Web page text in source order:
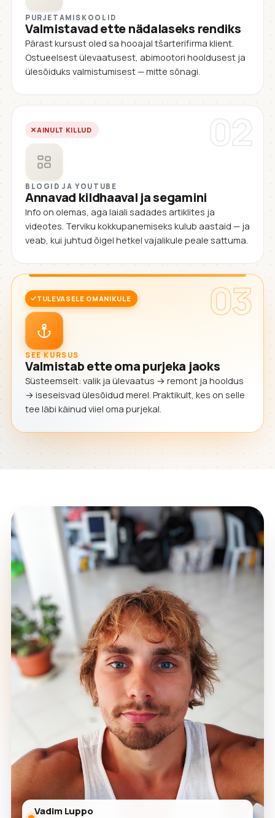
PURJETAMISKOOLID
Valmistavad ette nädalaseks rendiks
Pärast kursust oled sa hooajal tšarterifirma klient.
Ostueelsest ülevaatusest, abimootori hooldusest ja
ülesõiduks valmistumisest — mitte sõnagi.
02
AINULT KILLUD
BLOGID JA YOUTUBE
Annavad kildhaaval ja segamini
Info on olemas, aga laiali sadades artiklites ja
videotes. Terviku kokkupanemiseks kulub aastaid — ja
veab, kui juhtud õigel hetkel vajalikule peale sattuma.
03
TULEVASELE OMANIKULE
SEE KURSUS
Valmistab ette oma purjeka jaoks
Süsteemselt: valik ja ülevaatus → remont ja hooldus
→ iseseisvad ülesõidud merel. Praktikult, kes on selle
tee läbi käinud viiel oma purjekal.
Vadim Luppo